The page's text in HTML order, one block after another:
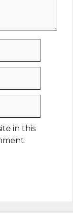
in this